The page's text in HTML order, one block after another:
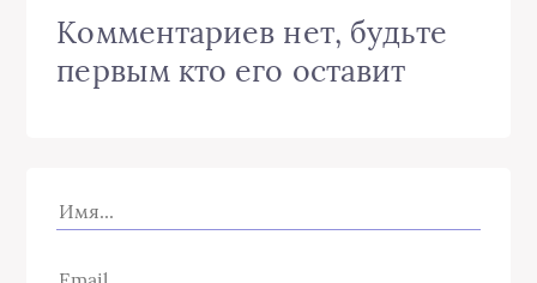
Комментариев нет, будьте
первым кто его оставит